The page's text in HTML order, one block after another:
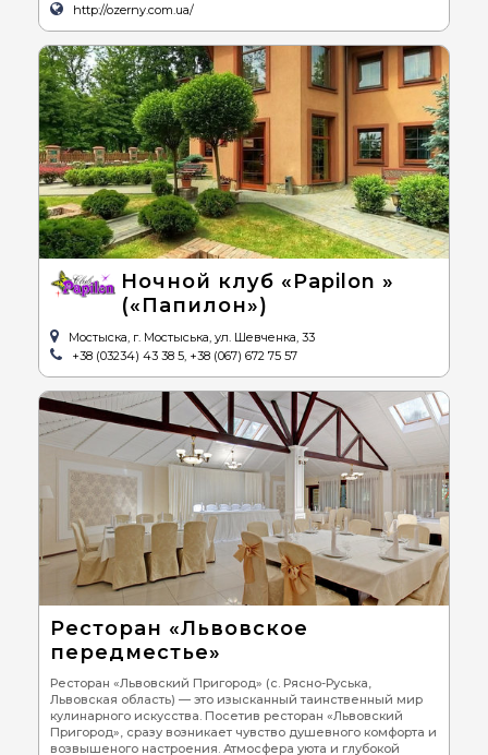
http://ozerny.com.ua/
Ночной клуб «Papilon »
(«Папилон»)
Мостыска, г. Мостыська, ул. Шевченка, 33
+38 (03234) 43 38 5, +38 (067) 672 75 57
Ресторан «Львовское
передместье»
Ресторан «Львовский Пригород» (с. Рясно-Руська,
Львовская область) — это изысканный таинственный мир
кулинарного искусства. Посетив ресторан «Львовский
Пригород», сразу возникает чувство душевного комфорта и
возвышеного настроения. Атмосфера уюта и глубокой